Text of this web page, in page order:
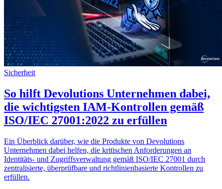
Sicherheit
So hilft Devolutions Unternehmen dabei,
die wichtigsten IAM-Kontrollen gemäß
ISO/IEC 27001:2022 zu erfüllen
Ein Überblick darüber, wie die Produkte von Devolutions
Unternehmen dabei helfen, die kritischen Anforderungen an
Identitäts- und Zugriffsverwaltung gemäß ISO/IEC 27001 durch
zentralisierte, überprüfbare und richtlinienbasierte Kontrollen zu
erfüllen.